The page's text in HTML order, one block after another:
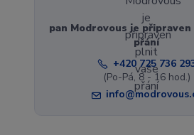
pan Modrovous je
přání
+420 725 736
(Po-Pá, 8 - 16 hod.)